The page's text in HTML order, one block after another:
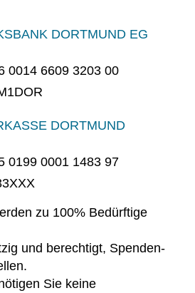
DORTMUND EG
0014 6609 3203 00
DORTMUND
0199 0001 1483 97
zu 100% Bedürftige
und berechtigt, Spenden-
Sie keine